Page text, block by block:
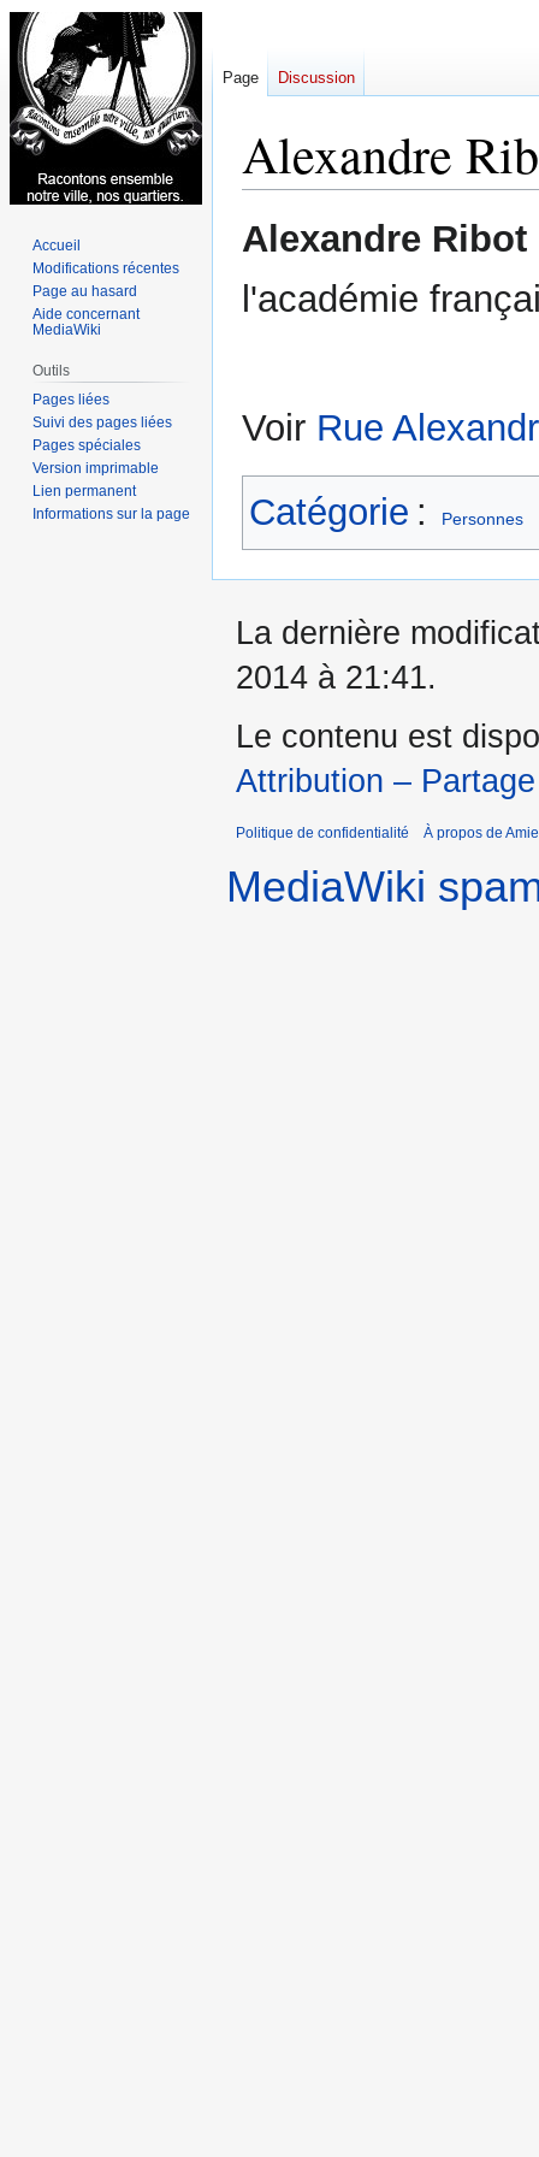
Alexandre
Aller
à
navigation
Aller
à
recherche
Alexandre Ribot
l'académie
Voir Rue
Catégorie : Personnes
Page Discussion
Accueil
Modifications récentes
Page au hasard
Aide concernant
MediaWiki
Outils
Pages liées
Suivi des pages liées
Pages spéciales
Version imprimable
Lien permanent
Informations sur la page
La dernière
2014 à 21:41.
Le contenu est
Attribution –
Politique de confidentialité À propos de
MediaWiki